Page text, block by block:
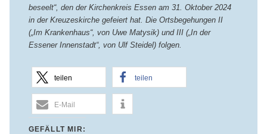
beseelt“, den der Kirchenkreis Essen am 31. Oktober 2024
in der Kreuzeskirche gefeiert hat. Die Ortsbegehungen II
(„Im Krankenhaus“, von Uwe Matysik) und III („In der
Essener Innenstadt“, von Ulf Steidel) folgen.
teilen teilen
E-Mail
GEFÄLLT MIR: